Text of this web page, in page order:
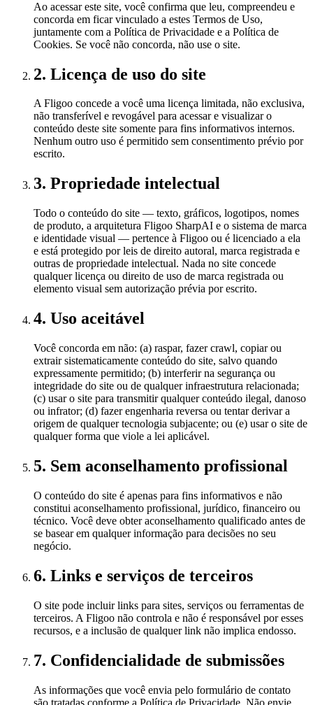
Ao acessar este site, você confirma que leu, compreendeu e
concorda em ficar vinculado a estes Termos de Uso,
juntamente com a Política de Privacidade e a Política de
Cookies. Se você não concorda, não use o site.
2. Licença de uso do site
A Fligoo concede a você uma licença limitada, não exclusiva,
não transferível e revogável para acessar e visualizar o
conteúdo deste site somente para fins informativos internos.
Nenhum outro uso é permitido sem consentimento prévio por
escrito.
3. Propriedade intelectual
Todo o conteúdo do site — texto, gráficos, logotipos, nomes
de produto, a arquitetura Fligoo SharpAI e o sistema de marca
e identidade visual — pertence à Fligoo ou é licenciado a ela
e está protegido por leis de direito autoral, marca registrada e
outras de propriedade intelectual. Nada no site concede
qualquer licença ou direito de uso de marca registrada ou
elemento visual sem autorização prévia por escrito.
4. Uso aceitável
Você concorda em não: (a) raspar, fazer crawl, copiar ou
extrair sistematicamente conteúdo do site, salvo quando
expressamente permitido; (b) interferir na segurança ou
integridade do site ou de qualquer infraestrutura relacionada;
(c) usar o site para transmitir qualquer conteúdo ilegal, danoso
ou infrator; (d) fazer engenharia reversa ou tentar derivar a
origem de qualquer tecnologia subjacente; ou (e) usar o site de
qualquer forma que viole a lei aplicável.
5. Sem aconselhamento profissional
O conteúdo do site é apenas para fins informativos e não
constitui aconselhamento profissional, jurídico, financeiro ou
técnico. Você deve obter aconselhamento qualificado antes de
se basear em qualquer informação para decisões no seu
negócio.
6. Links e serviços de terceiros
O site pode incluir links para sites, serviços ou ferramentas de
terceiros. A Fligoo não controla e não é responsável por esses
recursos, e a inclusão de qualquer link não implica endosso.
7. Confidencialidade de submissões
As informações que você envia pelo formulário de contato
são tratadas conforme a Política de Privacidade. Não envie